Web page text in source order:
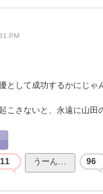
PM
として成功するかにじゃ
こさないと、永遠に山
うーん… 96